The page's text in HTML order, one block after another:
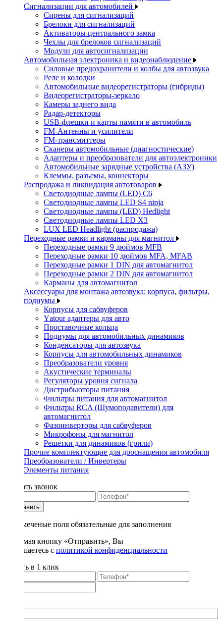
Сигнализации для автомобилей
Сирены для сигнализаций
Брелоки для сигнализаций
Активаторы центрального замка
Чехлы для брелоков сигнализаций
Модули для автосигнализации
Автомобильная электроника и видеонаблюдение
Силовые предохранители и колбы для автозвука
Реле и колодки
Автомобильные видеорегистраторы (гибриды)
Видеорегистраторы-зеркало
Камеры заднего вида
Радар-детекторы
USB-флешки и карты памяти в автомобиль
FM-Антенны и усилители
FM-трансмиттеры
Сканеры автомобильные (диагностические)
Адаптеры и преобразователи для автоэлектроники
Автомобильные зарядные устройства (АЗУ)
Клеммы, разъемы, коннекторы
Распродажа и ликвидация автотоваров
Светодиодные лампы (LED) C6
Светодиодные лампы LED S4 ninja
Светодиодные лампы (LED) Hedlight
Светодиодные лампы LED X3
LUX LED Headlight (распродажа)
Переходные рамки и карманы для магнитол
Переходные рамки 9 дюймов MFB
Переходные рамки 10 дюймов MFA, MFAB
Переходные рамки 1 DIN для автомагнитол
Переходные рамки 2 DIN для автомагнитол
Карманы для автомагнитол
Аксессуары для монтажа автозвука: корпуса, фильтры,
подиумы
Корпусы для сабвуферов
Yаtour адаптеры для авто
Проставочные кольца
Подиумы для автомобильных динамиков
Конденсаторы для автозвука
Корпусы для автомобильных динамиков
Преобразователи уровня
Акустические терминалы
Регуляторы уровня сигнала
Дистрибьюторы питания
Фильтры питания для автомагнитол
Фильтры RCA (Шумоподавители) для
автомагнитол
Фазоинверторы для сабвуферов
Микрофоны для магнитол
Решетки для динамиков (грили)
Прочие комплектующие для дооснащения автомобиля
Преобразователи / Инвертеры
Элементы питания
Заказать звонок
Отправить
* - отмеченые поля обязательные для заполнения
Нажимая кнопку «Отправить», Вы
соглашаетесь с политикой конфиденциальности
Купить в 1 клик